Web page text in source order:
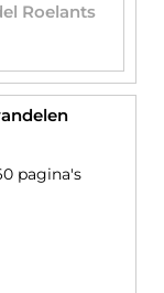
Roelants
pagina's